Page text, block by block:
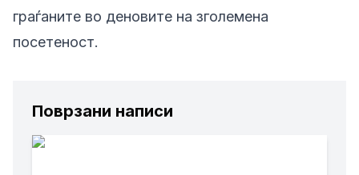
граѓаните во деновите на зголемена
посетеност.
Поврзани написи